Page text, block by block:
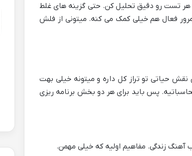
هر تست رو دقیق تحلیل کن. حتی گزینه های غلط
فعال هم خیلی کمک می کنه. میتونی از فلش
حیاتی تو تراز کل داره و میتونه خیلی بهت
پس باید برای هر دو بخش برنامه ریزی
آهنگ زندگی. مفاهیم اولیه که خیلی مهمن.